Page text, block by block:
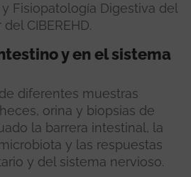
Fisiopatología Digestiva del
CIBEREHD.
y en el sistema
diferentes muestras
orina y biopsias de
la barrera intestinal, la
y las respuestas
y del sistema nervioso.